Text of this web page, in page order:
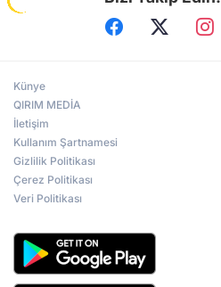
Künye
QIRIM MEDİA
İletişim
Kullanım Şartnamesi
Gizlilik Politikası
Çerez Politikası
Veri Politikası